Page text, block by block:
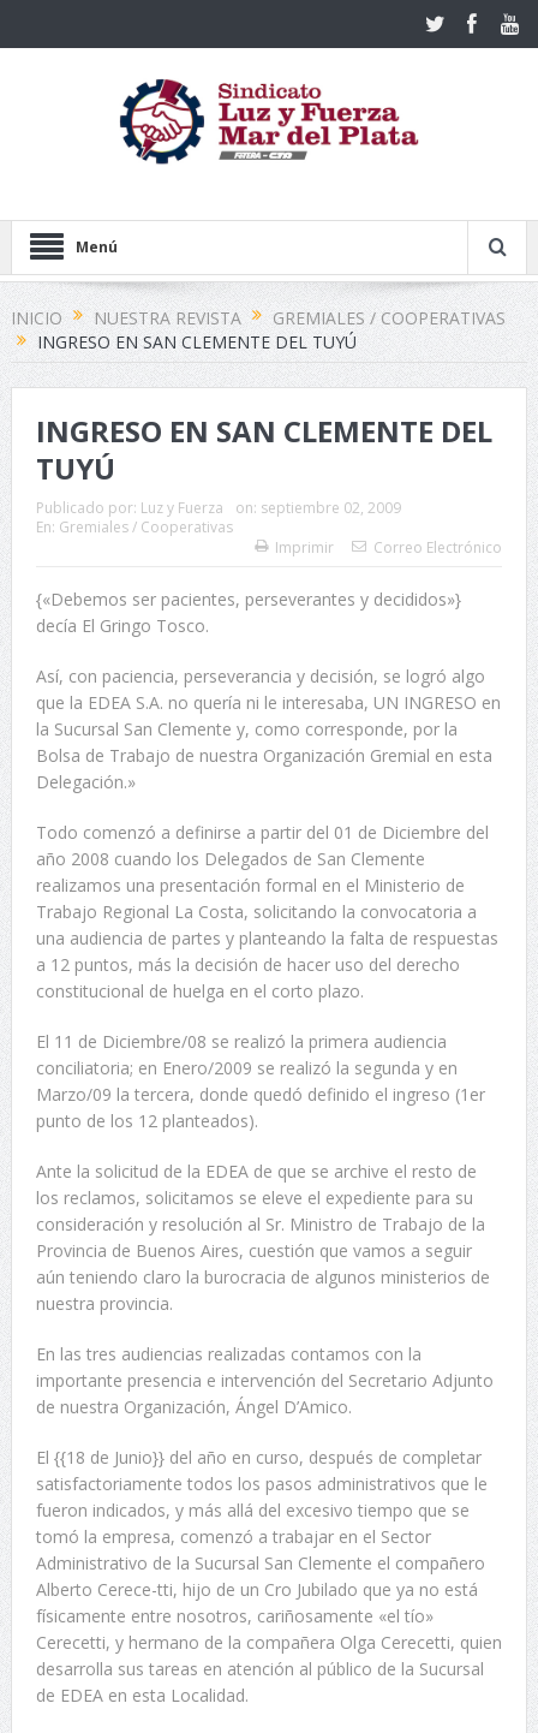
Menú
INICIO NUESTRA REVISTA
GREMIALES / COOPERATIVAS
INGRESO EN SAN CLEMENTE DEL TUYÚ
INGRESO EN SAN CLEMENTE DEL
TUYÚ
Publicado por: Luz y Fuerza on: septiembre 02, 2009
En: Gremiales / Cooperativas
Imprimir
Correo Electrónico
{«Debemos ser pacientes, perseverantes y decididos»}
decía El Gringo Tosco.
Así, con paciencia, perseverancia y decisión, se logró algo
que la EDEA S.A. no quería ni le interesaba, UN INGRESO en
la Sucursal San Clemente y, como corresponde, por la
Bolsa de Trabajo de nuestra Organización Gremial en esta
Delegación.»
Todo comenzó a definirse a partir del 01 de Diciembre del
año 2008 cuando los Delegados de San Clemente
realizamos una presentación formal en el Ministerio de
Trabajo Regional La Costa, solicitando la convocatoria a
una audiencia de partes y planteando la falta de respuestas
a 12 puntos, más la decisión de hacer uso del derecho
constitucional de huelga en el corto plazo.
El 11 de Diciembre/08 se realizó la primera audiencia
conciliatoria; en Enero/2009 se realizó la segunda y en
Marzo/09 la tercera, donde quedó definido el ingreso (1er
punto de los 12 planteados).
Ante la solicitud de la EDEA de que se archive el resto de
los reclamos, solicitamos se eleve el expediente para su
consideración y resolución al Sr. Ministro de Trabajo de la
Provincia de Buenos Aires, cuestión que vamos a seguir
aún teniendo claro la burocracia de algunos ministerios de
nuestra provincia.
En las tres audiencias realizadas contamos con la
importante presencia e intervención del Secretario Adjunto
de nuestra Organización, Ángel D’Amico.
El {{18 de Junio}} del año en curso, después de completar
satisfactoriamente todos los pasos administrativos que le
fueron indicados, y más allá del excesivo tiempo que se
tomó la empresa, comenzó a trabajar en el Sector
Administrativo de la Sucursal San Clemente el compañero
Alberto Cerece-tti, hijo de un Cro Jubilado que ya no está
físicamente entre nosotros, cariñosamente «el tío»
Cerecetti, y hermano de la compañera Olga Cerecetti, quien
desarrolla sus tareas en atención al público de la Sucursal
de EDEA en esta Localidad.